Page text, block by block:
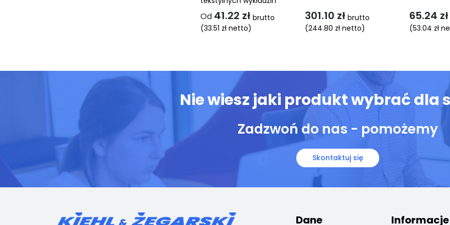
Od 41.22 zł brutto
(33.51 zł netto)
wariantów.
Opcje
można
wybrać
stronie
301.10 zł brutto
(244.80 złnetto)
wiele
wariantów.
Opcje
wybrać
na
stronie
produktu
65.24 zł
(53.04 zł
Nie wiesz jaki produkt wybrać dla
Zadzwoń do nas - pomożemy
Skontaktuj się
Dane Informacje